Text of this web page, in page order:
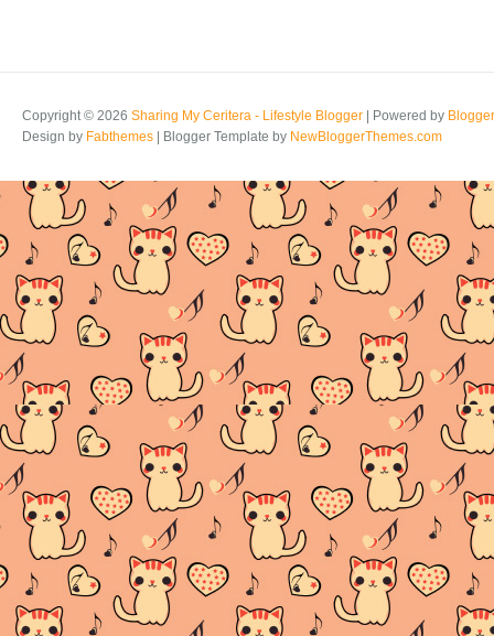
Copyright © 2026 Sharing My Ceritera - Lifestyle Blogger | Powered by Blogger
Design by Fabthemes | Blogger Template by NewBloggerThemes.com